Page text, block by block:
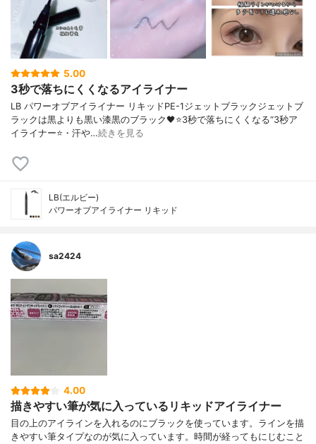
5.00
3秒で落ちにくくなるアイライナー
LB パワーオブアイライナー リキッドPE-1ジェットブラックジェットブ
ラックは黒よりも黒い漆黒のブラック🖤⭐️3秒で落ちにくくなる“3秒ア
イライナー⭐️・汗や…続きを見る
LB(エルビー)
パワーオブアイライナー リキッド
sa2424
4.00
描きやすい筆が気に入っているリキッドアイライナー
目の上のアイラインを入れるのにブラックを使っています。ラインを描
きやすい筆タイプなのが気に入っています。時間が経ってもにじむこと